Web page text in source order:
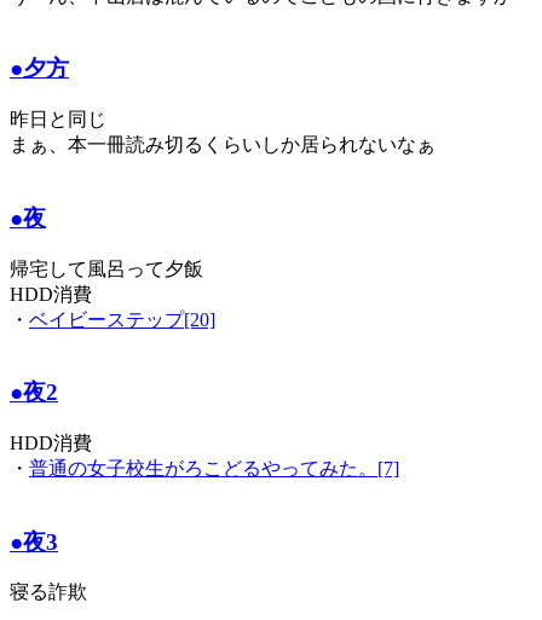
●夕方
昨日と同じ
まぁ、本一冊読み切るくらいしか居られないなぁ
●夜
帰宅して風呂って夕飯
HDD消費
・ ベイビーステップ[20]
●夜2
HDD消費
・ 普通の女子校生がろこどるやってみた。[7]
●夜3
寝る詐欺